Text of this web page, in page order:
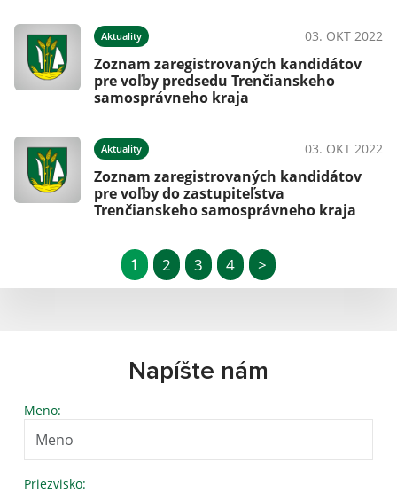
Aktuality 03. OKT 2022
Zoznam zaregistrovaných kandidátov
pre voľby predsedu Trenčianskeho
samosprávneho kraja
Aktuality 03. OKT 2022
Zoznam zaregistrovaných kandidátov
pre voľby do zastupiteľstva
Trenčianskeho samosprávneho kraja
1 2 3 4 >
Napíšte nám
Meno:
Priezvisko: